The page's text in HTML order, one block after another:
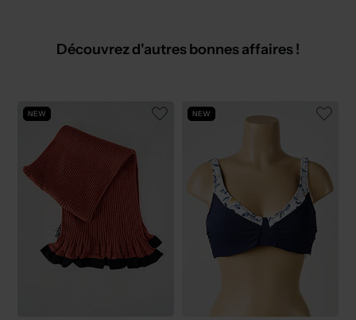
Découvrez d'autres bonnes affaires !
NEW NEW